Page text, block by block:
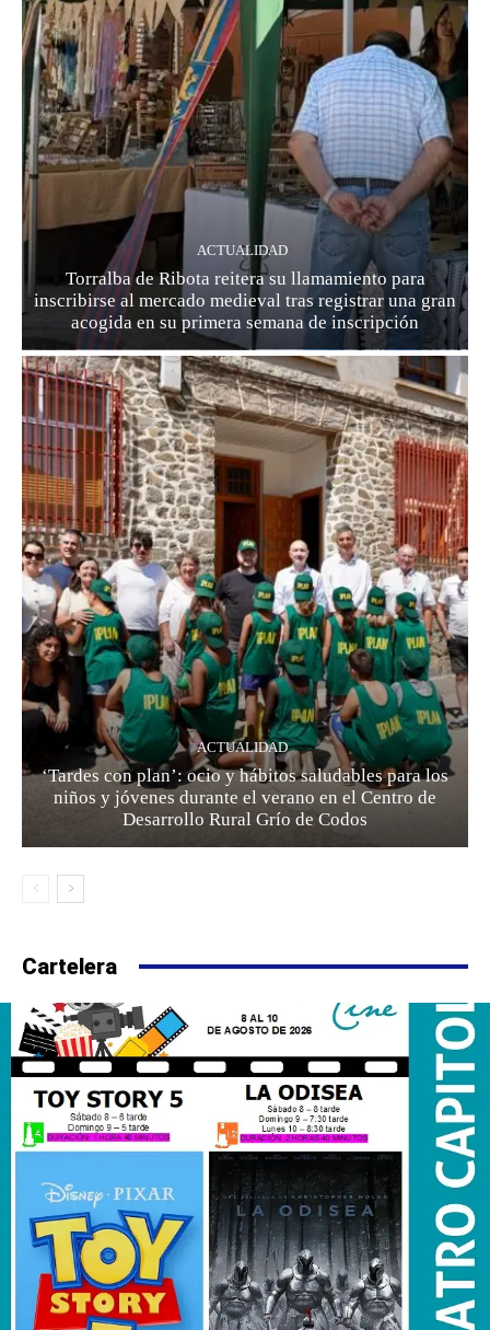
ACTUALIDAD
Torralba de Ribota reitera su llamamiento para
inscribirse al mercado medieval tras registrar una gran
acogida en su primera semana de inscripción
ACTUALIDAD
‘Tardes con plan’: ocio y hábitos saludables para los
niños y jóvenes durante el verano en el Centro de
Desarrollo Rural Grío de Codos
Cartelera